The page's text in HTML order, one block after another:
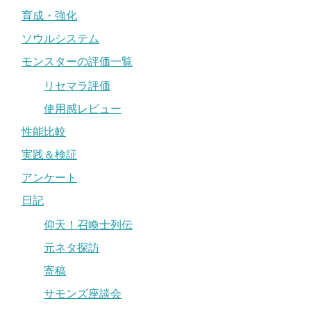
育成・強化
ソウルシステム
モンスターの評価一覧
リセマラ評価
使用感レビュー
性能比較
実践＆検証
アンケート
日記
仰天！召喚士列伝
元ネタ探訪
寄稿
サモンズ座談会